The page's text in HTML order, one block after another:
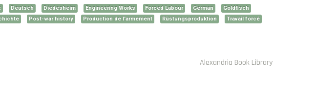
Deutsch Diedesheim Engineering Works Forced Labour German
Goldfisch
Post-war history Production de l'armement Rüstungsproduktion
Travail forcé
Alexandria Book Library